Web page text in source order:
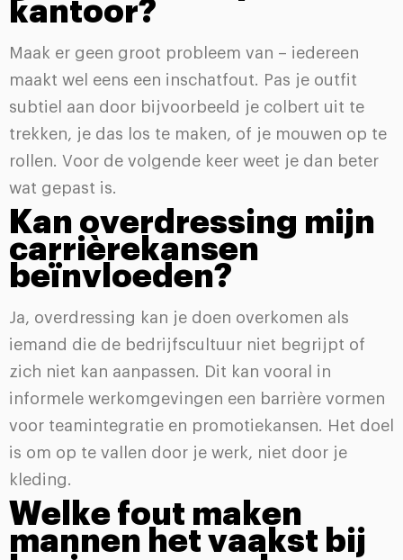
kantoor?
Maak er geen groot probleem van – iedereen
maakt wel eens een inschatfout. Pas je outfit
subtiel aan door bijvoorbeeld je colbert uit te
trekken, je das los te maken, of je mouwen op te
rollen. Voor de volgende keer weet je dan beter
wat gepast is.
Kan overdressing mijn
carrièrekansen
beïnvloeden?
Ja, overdressing kan je doen overkomen als
iemand die de bedrijfscultuur niet begrijpt of
zich niet kan aanpassen. Dit kan vooral in
informele werkomgevingen een barrière vormen
voor teamintegratie en promotiekansen. Het doel
is om op te vallen door je werk, niet door je
kleding.
Welke fout maken
mannen het vaakst bij